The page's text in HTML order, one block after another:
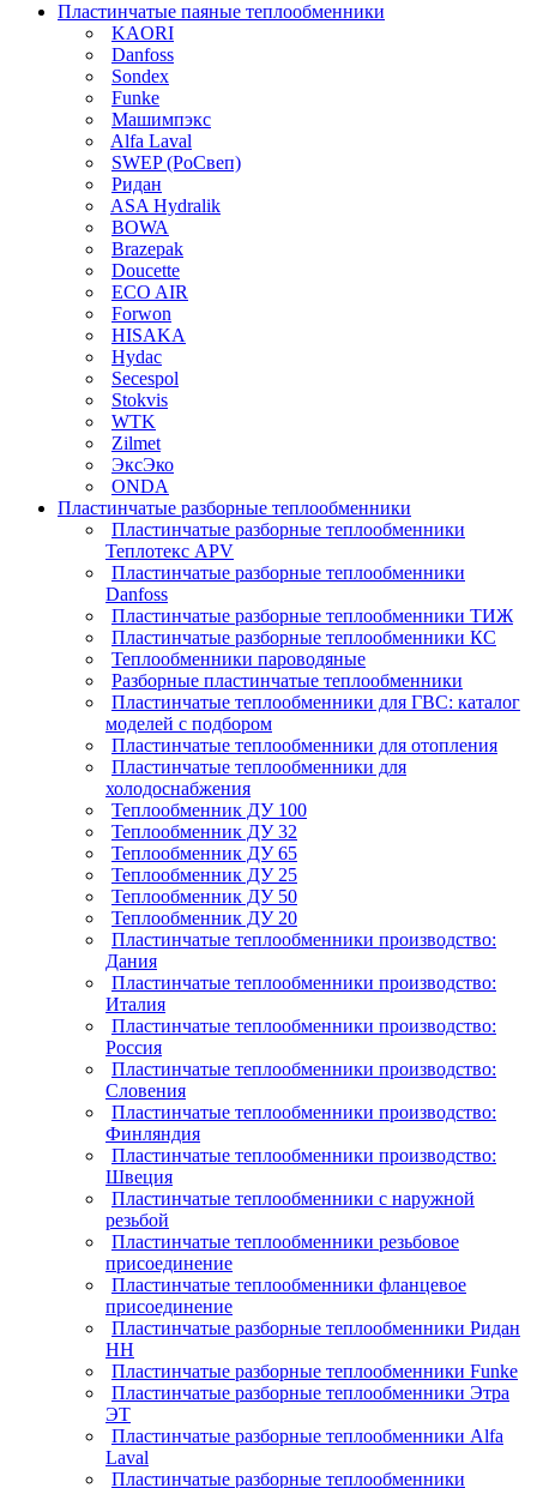
Пластинчатые паяные теплообменники
KAORI
Danfoss
Sondex
Funke
Машимпэкс
Alfa Laval
SWEP (РоСвеп)
Ридан
ASA Hydralik
BOWA
Brazepak
Doucette
ECO AIR
Forwon
HISAKA
Hydac
Secespol
Stokvis
WTK
Zilmet
ЭксЭко
ONDA
Пластинчатые разборные теплообменники
Пластинчатые разборные теплообменники
Теплотекс APV
Пластинчатые разборные теплообменники
Danfoss
Пластинчатые разборные теплообменники ТИЖ
Пластинчатые разборные теплообменники КC
Теплообменники пароводяные
Разборные пластинчатые теплообменники
Пластинчатые теплообменники для ГВС: каталог
моделей с подбором
Пластинчатые теплообменники для отопления
Пластинчатые теплообменники для
холодоснабжения
Теплообменник ДУ 100
Теплообменник ДУ 32
Теплообменник ДУ 65
Теплообменник ДУ 25
Теплообменник ДУ 50
Теплообменник ДУ 20
Пластинчатые теплообменники производство:
Дания
Пластинчатые теплообменники производство:
Италия
Пластинчатые теплообменники производство:
Россия
Пластинчатые теплообменники производство:
Словения
Пластинчатые теплообменники производство:
Финляндия
Пластинчатые теплообменники производство:
Швеция
Пластинчатые теплообменники с наружной
резьбой
Пластинчатые теплообменники резьбовое
присоединение
Пластинчатые теплообменники фланцевое
присоединение
Пластинчатые разборные теплообменники Ридан
НН
Пластинчатые разборные теплообменники Funke
Пластинчатые разборные теплообменники Этра
ЭТ
Пластинчатые разборные теплообменники Alfa
Laval
Пластинчатые разборные теплообменники